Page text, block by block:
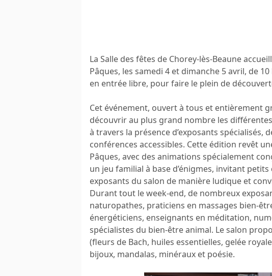
La Salle des fêtes de Chorey-lès-Beaune
Pâques, les samedi 4 et dimanche 5 avril, de
en entrée libre, pour faire le plein de
Cet événement, ouvert à tous et entièrement
découvrir au plus grand nombre les
à travers la présence d’exposants spécialisés,
conférences accessibles. Cette édition revêt
Pâques, avec des animations spécialement
un jeu familial à base d’énigmes, invitant
exposants du salon de manière ludique et
Durant tout le week-end, de nombreux
naturopathes, praticiens en massages bien-
énergéticiens, enseignants en méditation,
spécialistes du bien-être animal. Le salon
(fleurs de Bach, huiles essentielles, gelée
bijoux, mandalas, minéraux et poésie.